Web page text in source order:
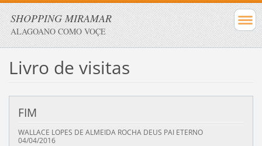
SHOPPING MIRAMAR
ALAGOANO COMO VOÇE
Livro de visitas
FIM
WALLACE LOPES DE ALMEIDA ROCHA DEUS PAI ETERNO
04/04/2016